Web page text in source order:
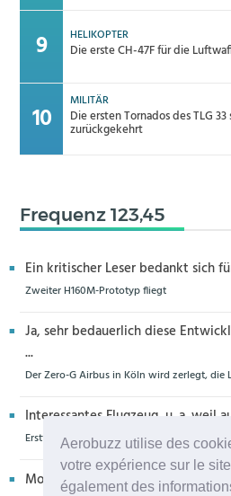
Aerobuzz utilise des
votre expérience sur le
également des
HELIKOPTER
Die erste CH-47F für die
MILITÄR
Die ersten Tornados des TLG
zurückgekehrt
Frequenz 123,45
Ein kritischer Leser bedankt sich
Zweiter H160M-Prototyp fliegt
Ja, sehr bedauerlich diese
...
Der Zero-G Airbus in Köln wird zerlegt, die
Interessantes Flugzeug, u. a. weil
Erstflug der Piper Seminole DX mit
Moin aus Schiffdorf, danke für die